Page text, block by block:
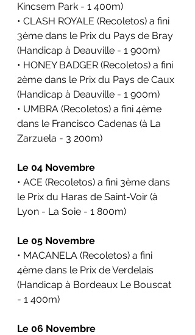
Kincsem Park - 1 400m)
• CLASH ROYALE (Recoletos) a fini
3ème dans le Prix du Pays de Bray
(Handicap à Deauville - 1 900m)
• HONEY BADGER (Recoletos) a fini
2ème dans le Prix du Pays de Caux
(Handicap à Deauville - 1 900m)
• UMBRA (Recoletos) a fini 4ème
dans le Francisco Cadenas (à La
Zarzuela - 3 200m)
Le 04 Novembre
• ACE (Recoletos) a fini 3ème dans
le Prix du Haras de Saint-Voir (à
Lyon - La Soie - 1 800m)
Le 05 Novembre
• MACANELA (Recoletos) a fini
4ème dans le Prix de Verdelais
(Handicap à Bordeaux Le Bouscat
- 1 400m)
Le 06 Novembre